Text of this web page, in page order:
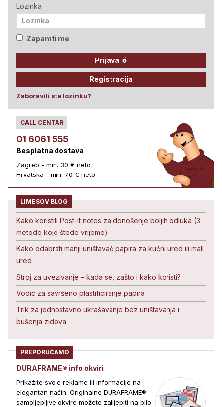
Lozinka
Zapamti me
Prijava
Registracija
Zaboravili ste lozinku?
CALL CENTAR
01 6061 555
Besplatna dostava
Zagreb - min. 30 € neto
Hrvatska - min. 70 € neto
LIMESOV BLOG
Kako koristiti Post-it notes za donošenje boljih odluka (3
metode koje štede vrijeme)
Kako odabrati manji uništavač papira za kućni ured ili mali
ured
Stroj za uvezivanje – kada se, zašto i kako koristi?
Vodič za savršeno plastificiranje papira
Trik za jednostavno ukrašavanje bez uništavanja i
bušenja zidova
PREPORUČAMO
DURAFRAME® info okviri
Prikažite svoje reklame ili informacije na
elegantan način. Originalne DURAFRAME®
samoljepljive okvire možete zalijepiti na bilo